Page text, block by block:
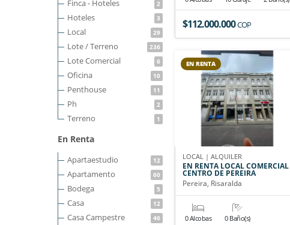
Finca - Hoteles 2
Hoteles 3
Local 29
Lote / Terreno 236
Lote Comercial 6
Oficina 10
Penthouse 11
Ph 2
Terreno 1
En Renta
Apartaestudio 12
Apartamento 60
Bodega 5
Casa 12
Casa Campestre 46
$112.000.000COP
EN RENTA
LOCAL | ALQUILER
EN RENTA LOCAL COMERCIAL
CENTRO DE PEREIRA
Pereira, Risaralda
0 Alcobas 0 Baño(s)